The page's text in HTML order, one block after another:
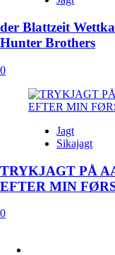
der Blattzeit
Hunter Brothers
0
Jagt
Sikajagt
TRYKJAGT PÅ
EFTER MIN
0